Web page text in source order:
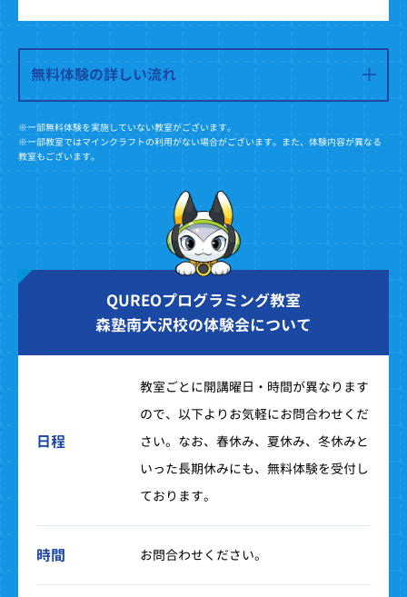
無料体験の詳しい流れ
※一部無料体験を実施していない教室がございます。
※一部教室ではマインクラフトの利用がない場合がございます。また、体験内容が異なる
教室もございます。
QUREOプログラミング教室
森塾南大沢校の体験会について
日程
教室ごとに開講曜日・時間が異なります
ので、以下よりお気軽にお問合わせくだ
さい。なお、春休み、夏休み、冬休みと
いった長期休みにも、無料体験を受付し
ております。
時間 お問合わせください。